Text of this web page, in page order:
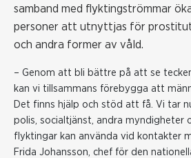
samband med flyktingströmmar
personer att utnyttjas för
och andra former av våld.
– Genom att bli bättre på att se
kan vi tillsammans förebygga att
Det finns hjälp och stöd att få. Vi tar
polis, socialtjänst, andra myndigheter
flyktingar kan använda vid kontakter
Frida Johansson, chef för den